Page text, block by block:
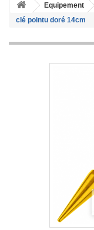
Equipement
clé pointu doré 14cm